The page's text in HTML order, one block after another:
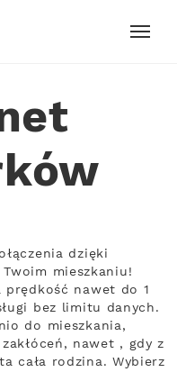
dzięki
mieszkaniu!
nawet do 1
bez limitu danych.
do mieszkania,
nawet , gdy z
cała rodzina. Wybierz